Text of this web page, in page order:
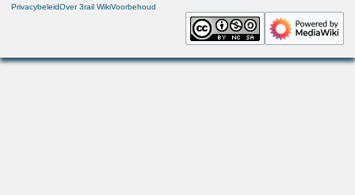
PrivacybeleidOver 3rail WikiVoorbehoud